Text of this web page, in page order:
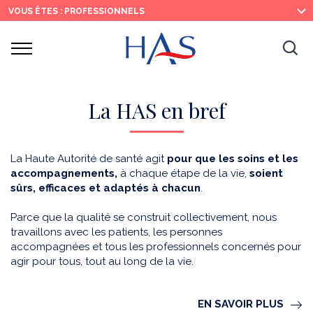
Recherche
Menu
principal
Contenu
principal
VOUS ÊTES : PROFESSIONNELS
Ouvrir
La HAS en bref
La Haute Autorité de santé agit pour que les soins et les
accompagnements, à chaque étape de la vie, soient
sûrs, efficaces et adaptés à chacun.
Parce que la qualité se construit collectivement, nous
travaillons avec les patients, les personnes
accompagnées et tous les professionnels concernés pour
agir pour tous, tout au long de la vie.
EN SAVOIR PLUS